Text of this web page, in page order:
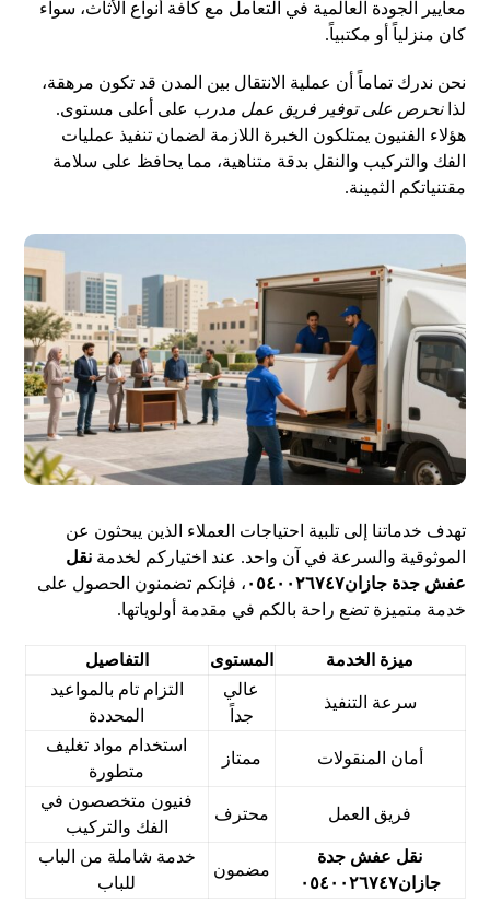
معايير الجودة العالمية في التعامل مع كافة أنواع الأثاث، سواء
كان منزلياً أو مكتبياً.
نحن ندرك تماماً أن عملية الانتقال بين المدن قد تكون مرهقة،
لذانحرص على توفير فريق عمل مدرب على أعلى مستوى.
هؤلاء الفنيون يمتلكون الخبرة اللازمة لضمان تنفيذ عمليات
الفك والتركيب والنقل بدقة متناهية، مما يحافظ على سلامة
مقتنياتكم الثمينة.
تهدف خدماتنا إلى تلبية احتياجات العملاء الذين يبحثون عن
الموثوقية والسرعة في آن واحد. عند اختياركم لخدمةنقل
عفش جدة جازان٠٥٤٠٠٢٦٧٤٧
، فإنكم تضمنون الحصول على
خدمة متميزة تضع راحة بالكم في مقدمة أولوياتها.
ميزة الخدمة المستوى التفاصيل
سرعة التنفيذ
عالي
جداً
التزام تام بالمواعيد
المحددة
أمان المنقولات ممتاز
استخدام مواد تغليف
متطورة
فريق العمل محترف
فنيون متخصصون في
الفك والتركيب
نقل عفش جدة
جازان٠٥٤٠٠٢٦٧٤٧
مضمون
خدمة شاملة من الباب
للباب